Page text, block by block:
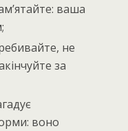
ваша
не
за
воно